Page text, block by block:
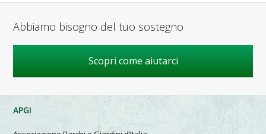
Abbiamo bisogno del tuo sostegno
Scopri come aiutarci
APGI